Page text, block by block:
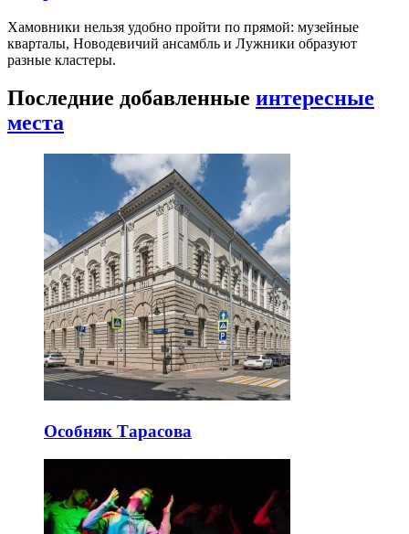
Хамовники нельзя удобно пройти по прямой: музейные
кварталы, Новодевичий ансамбль и Лужники образуют
разные кластеры.
Последние добавленные интересные
места
Особняк Тарасова